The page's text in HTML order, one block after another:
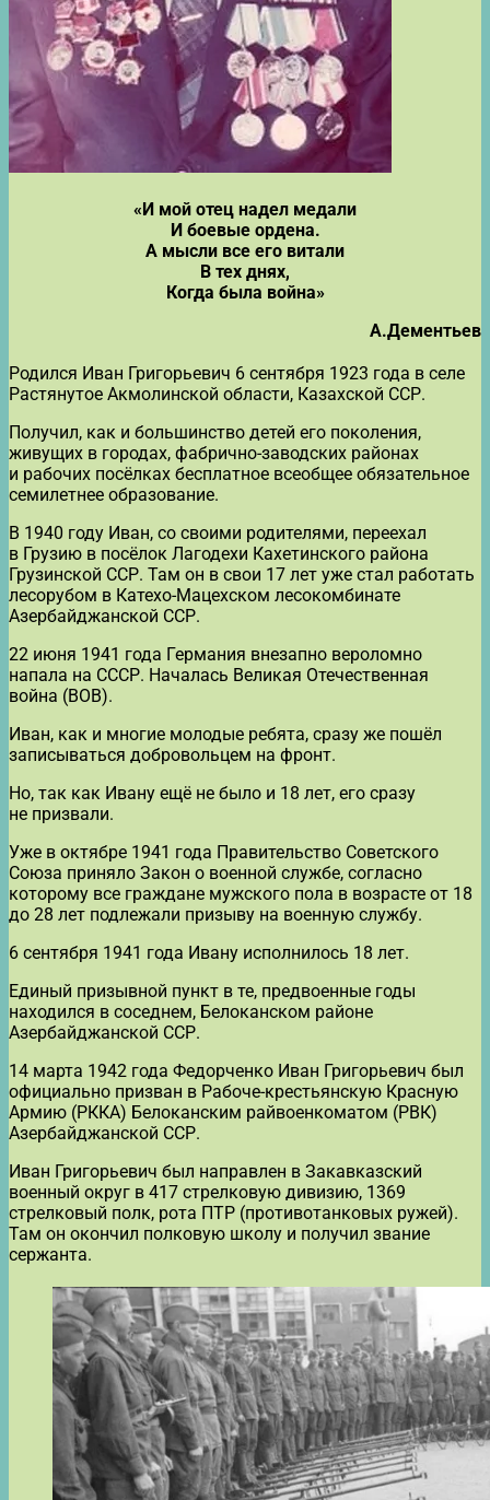
«И мой отец надел медали
И боевые ордена.
А мысли все его витали
В тех днях,
Когда была война»
А.Дементьев
Родился Иван Григорьевич 6 сентября 1923 года в селе
Растянутое Акмолинской области, Казахской ССР.
Получил, как и большинство детей его поколения,
живущих в городах, фабрично-заводских районах
и рабочих посёлках бесплатное всеобщее обязательное
семилетнее образование.
В 1940 году Иван, со своими родителями, переехал
в Грузию в посёлок Лагодехи Кахетинского района
Грузинской ССР. Там он в свои 17 лет уже стал работать
лесорубом в Катехо-Мацехском лесокомбинате
Азербайджанской ССР.
22 июня 1941 года Германия внезапно вероломно
напала на СССР. Началась Великая Отечественная
война (ВОВ).
Иван, как и многие молодые ребята, сразу же пошёл
записываться добровольцем на фронт.
Но, так как Ивану ещё не было и 18 лет, его сразу
не призвали.
Уже в октябре 1941 года Правительство Советского
Союза приняло Закон о военной службе, согласно
которому все граждане мужского пола в возрасте от 18
до 28 лет подлежали призыву на военную службу.
6 сентября 1941 года Ивану исполнилось 18 лет.
Единый призывной пункт в те, предвоенные годы
находился в соседнем, Белоканском районе
Азербайджанской ССР.
14 марта 1942 года Федорченко Иван Григорьевич был
официально призван в Рабоче-крестьянскую Красную
Армию (РККА) Белоканским райвоенкоматом (РВК)
Азербайджанской ССР.
Иван Григорьевич был направлен в Закавказский
военный округ в 417 стрелковую дивизию, 1369
стрелковый полк, рота ПТР (противотанковых ружей).
Там он окончил полковую школу и получил звание
сержанта.